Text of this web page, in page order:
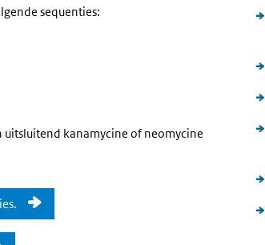
sequenties:
kanamycine of neomycine